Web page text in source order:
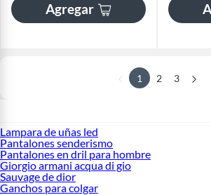
Agregar
1 2 3
Lampara de uñas led
Pantalones senderismo
Pantalones en dril para hombre
Giorgio armani acqua di gio
Sauvage de dior
Ganchos para colgar